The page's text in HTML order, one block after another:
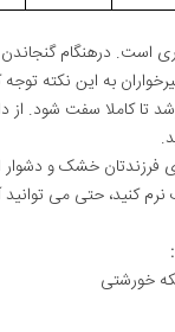
است. درهنگام
به این نکته توجه
آب بجوشد تا کاملا سفت شود.
فرزندتان خشک و دشوار
کنید، حتی می توانید
خورشتی